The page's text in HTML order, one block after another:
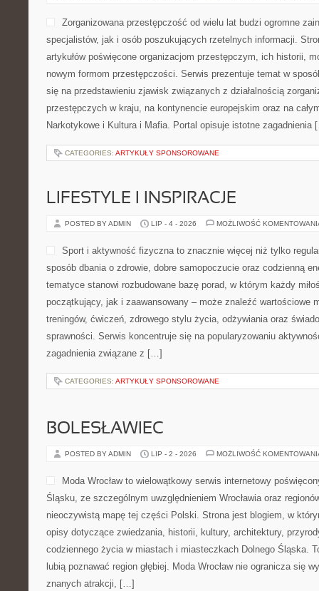
Zorganizowana przestępczość od wielu lat budzi ogromne
specjalistów, jak i osób poszukujących rzetelnych informacji.
artykułów poświęcone organizacjom przestępczym, ich historii,
nowym formom przestępczości. Serwis prezentuje temat w
się na przedstawieniu zjawisk związanych z działalnością
przestępczych w kraju, na kontynencie europejskim oraz na
Narkotykowe i Kultura i Mafia. Portal opisuje istotne zagadnienia
CATEGORIES: ARTYKUŁY SPONSOROWANE
LIFESTYLE I INSPIRACJE
POSTED BY ADMIN LIP - 4 - 2026 MOŻLIWOŚĆ
Sport i aktywność fizyczna to znacznie więcej niż tylko
sposób dbania o zdrowie, dobre samopoczucie oraz codzienną
tematyce stanowi rozbudowane bazę porad, w którym każdy
początkujący, jak i zaawansowany – może znaleźć wartościowe
treningów, ćwiczeń, zdrowego stylu życia, odżywiania oraz
sprawności. Serwis koncentruje się na popularyzowaniu
zagadnienia związane z […]
CATEGORIES: ARTYKUŁY SPONSOROWANE
BOLESŁAWIEC
POSTED BY ADMIN LIP - 2 - 2026 MOŻLIWOŚĆ
Moda Wrocław to wielowątkowy serwis internetowy
Śląsku, ze szczególnym uwzględnieniem Wrocławia oraz
nieoczywistą mapę tej części Polski. Strona jest blogiem, w
opisy dotyczące zwiedzania, historii, kultury, architektury,
codziennego życia w miastach i miasteczkach Dolnego Śląska.
lubią poznawać region głębiej. Moda Wrocław nie ogranicza się
znanych atrakcji, […]